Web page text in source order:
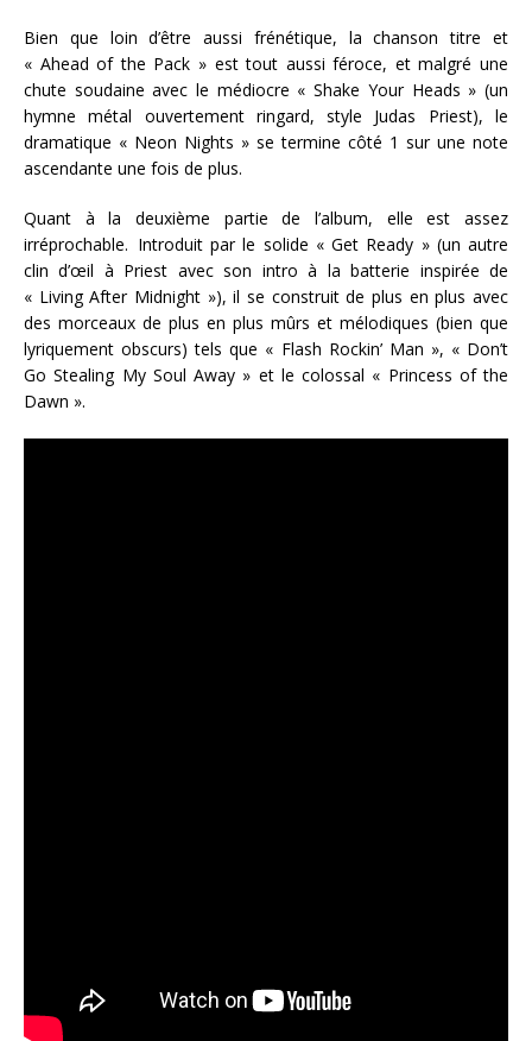
Bien que loin d’être aussi frénétique, la chanson titre et
« Ahead of the Pack » est tout aussi féroce, et malgré une
chute soudaine avec le médiocre « Shake Your Heads » (un
hymne métal ouvertement ringard, style Judas Priest), le
dramatique « Neon Nights » se termine côté 1 sur une note
ascendante une fois de plus.
Quant à la deuxième partie de l’album, elle est assez
irréprochable. Introduit par le solide « Get Ready » (un autre
clin d’œil à Priest avec son intro à la batterie inspirée de
« Living After Midnight »), il se construit de plus en plus avec
des morceaux de plus en plus mûrs et mélodiques (bien que
lyriquement obscurs) tels que « Flash Rockin’ Man », « Don’t
Go Stealing My Soul Away » et le colossal « Princess of the
Dawn ».